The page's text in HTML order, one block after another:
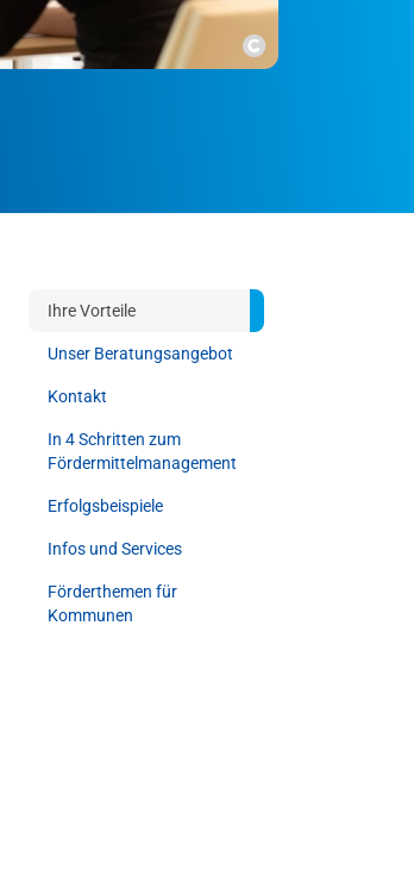
Copyright
Ihre Vorteile
Unser Beratungsangebot
Kontakt
In 4 Schritten zum
Fördermittelmanagement
Erfolgsbeispiele
Infos und Services
Förderthemen für
Kommunen